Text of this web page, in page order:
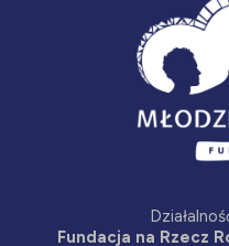
Fundacja na Rzecz